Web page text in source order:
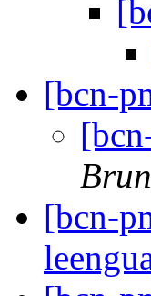
[bcn-
[bcn-